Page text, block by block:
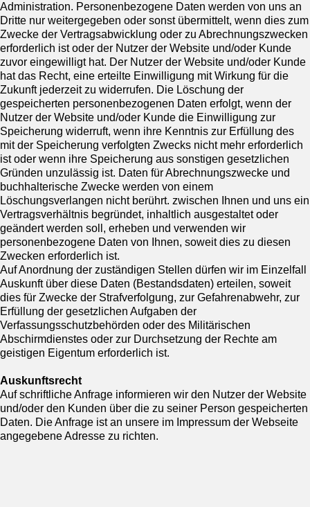
Administration. Personenbezogene Daten werden von uns an
Dritte nur weitergegeben oder sonst übermittelt, wenn dies zum
Zwecke der Vertragsabwicklung oder zu Abrechnungszwecken
erforderlich ist oder der Nutzer der Website und/oder Kunde
zuvor eingewilligt hat. Der Nutzer der Website und/oder Kunde
hat das Recht, eine erteilte Einwilligung mit Wirkung für die
Zukunft jederzeit zu widerrufen. Die Löschung der
gespeicherten personenbezogenen Daten erfolgt, wenn der
Nutzer der Website und/oder Kunde die Einwilligung zur
Speicherung widerruft, wenn ihre Kenntnis zur Erfüllung des
mit der Speicherung verfolgten Zwecks nicht mehr erforderlich
ist oder wenn ihre Speicherung aus sonstigen gesetzlichen
Gründen unzulässig ist. Daten für Abrechnungszwecke und
buchhalterische Zwecke werden von einem
Löschungsverlangen nicht berührt. zwischen Ihnen und uns ein
Vertragsverhältnis begründet, inhaltlich ausgestaltet oder
geändert werden soll, erheben und verwenden wir
personenbezogene Daten von Ihnen, soweit dies zu diesen
Zwecken erforderlich ist.
Auf Anordnung der zuständigen Stellen dürfen wir im Einzelfall
Auskunft über diese Daten (Bestandsdaten) erteilen, soweit
dies für Zwecke der Strafverfolgung, zur Gefahrenabwehr, zur
Erfüllung der gesetzlichen Aufgaben der
Verfassungsschutzbehörden oder des Militärischen
Abschirmdienstes oder zur Durchsetzung der Rechte am
geistigen Eigentum erforderlich ist.
Auskunftsrecht
Auf schriftliche Anfrage informieren wir den Nutzer der Website
und/oder den Kunden über die zu seiner Person gespeicherten
Daten. Die Anfrage ist an unsere im Impressum der Webseite
angegebene Adresse zu richten.